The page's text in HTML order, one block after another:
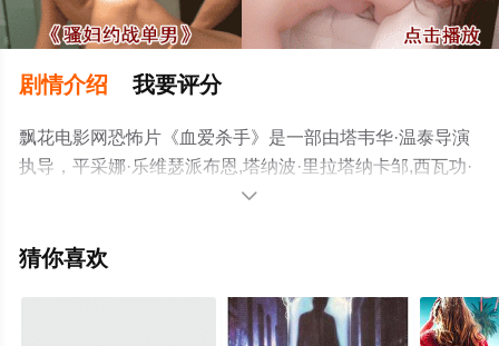
剧情介绍 我要评分
飘花电影网恐怖片《血爱杀手》是一部由塔韦华·温泰导演
执导，平采娜·乐维瑟派布恩,塔纳波·里拉塔纳卡邹,西瓦功·
阿达苏提坤等演员精彩演绎的泰国电影，手机免费观看高
移步至豆瓣电影、电视猫或剧情网等平台了解。

猜你喜欢